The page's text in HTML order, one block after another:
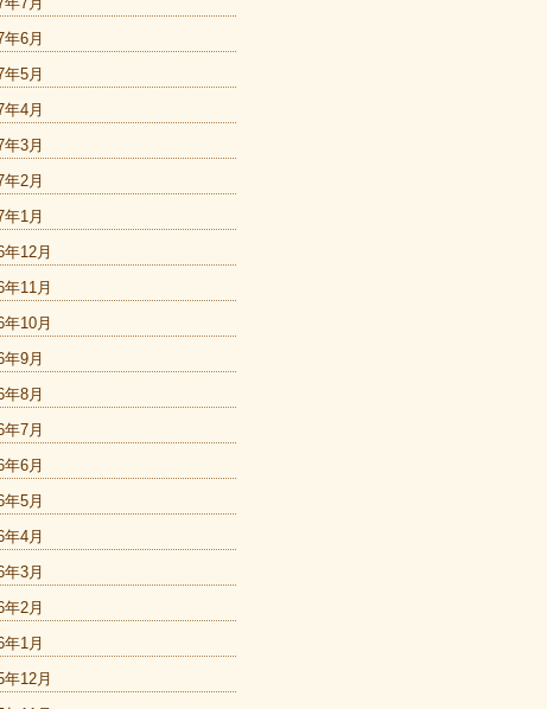
年7月
年6月
年5月
年4月
年3月
年2月
年1月
年12月
年11月
年10月
年9月
年8月
年7月
年6月
年5月
年4月
年3月
年2月
年1月
年12月